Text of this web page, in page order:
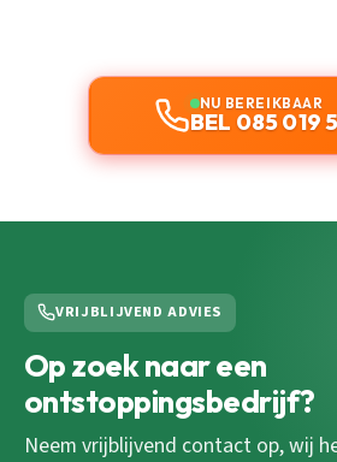
NU BEREIKBAAR
BEL 085 019
VRIJBLIJVEND ADVIES
Op zoek naar een
ontstoppingsbedrijf?
Neem vrijblijvend contact op, wij